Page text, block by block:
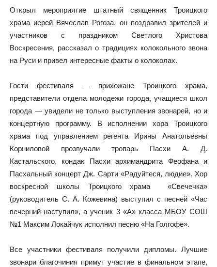
Открыл мероприятие штатный священник Троицкого
храма иерей Вячеслав Рогоза, он поздравил зрителей и
участников с праздником Светлого Христова
Воскресения, рассказал о традициях колокольного звона
на Руси и привел интересные факты о колоколах.
Гости фестиваля — прихожане Троицкого храма,
представители отдела молодежи города, учащиеся школ
города — увидели не только выступления звонарей, но и
концертную программу. В исполнении хора Троицкого
храма под управлением регента Ирины Анатольевны
Корниловой прозвучали тропарь Пасхи А. Д.
Кастальского, кондак Пасхи архимандрита Феофана и
Пасхальный концерт Дж. Сарти «Радуйтеся, людие». Хор
воскресной школы Троицкого храма «Свечечка»
(руководитель С. А. Кожевина) выступил с песней «Час
вечерний наступил», а ученик 3 «А» класса МБОУ СОШ
№1 Максим Локайчук исполнил песню «На Голгофе».
Все участники фестиваля получили дипломы. Лучшие
звонари благочиния примут участие в финальном этапе,